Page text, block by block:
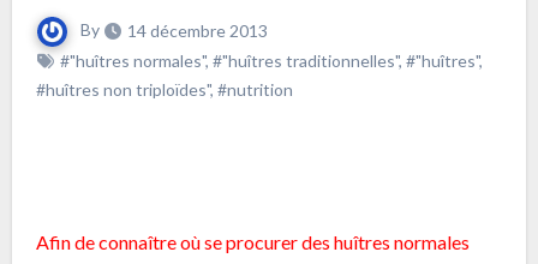
By
14 décembre 2013
#"huîtres normales", #"huîtres traditionnelles", #"huîtres",
#huîtres non triploïdes", #nutrition
Afin de connaître où se procurer des huîtres normales